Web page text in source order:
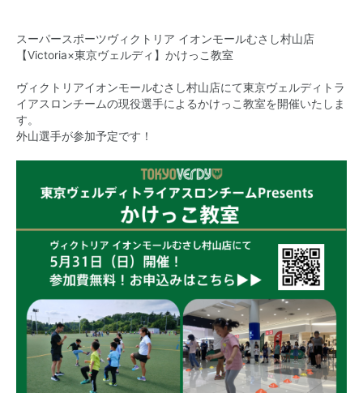
スーパースポーツヴィクトリア イオンモールむさし村山店
【Victoria×東京ヴェルディ】かけっこ教室
ヴィクトリアイオンモールむさし村山店にて東京ヴェルディトラ
イアスロンチームの現役選手​によるかけっこ教室を開催いたしま
す。
外山選手が参加予定です！